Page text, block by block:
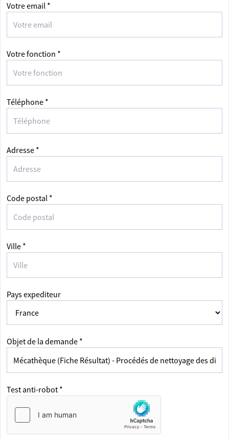
Votre email *
Votre fonction *
Téléphone *
Adresse *
Code postal *
Ville *
Pays expediteur
Objet de la demande *
Test anti-robot *